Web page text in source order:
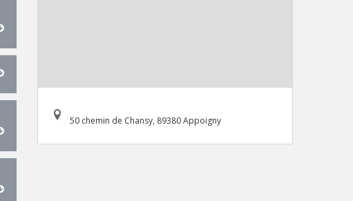
50 chemin de Chansy, 89380 Appoigny